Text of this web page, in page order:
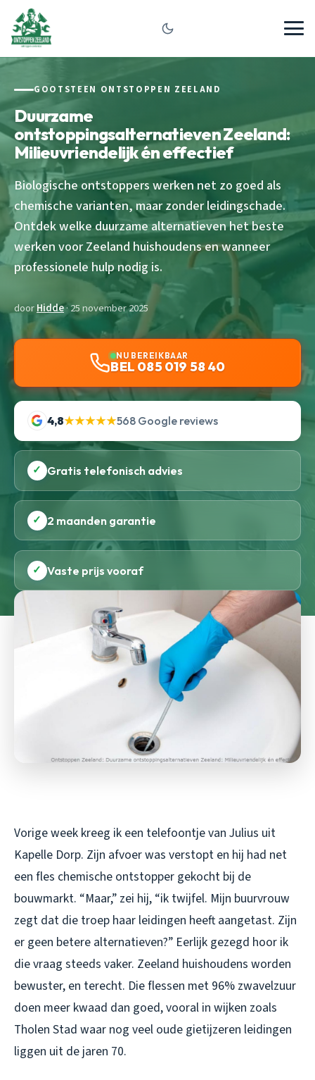
GOOTSTEEN ONTSTOPPEN ZEELAND
Duurzame
ontstoppingsalternatieven Zeeland:
Milieuvriendelijk én effectief
Biologische ontstoppers werken net zo goed als
chemische varianten, maar zonder leidingschade.
Ontdek welke duurzame alternatieven het beste
werken voor Zeeland huishoudens en wanneer
professionele hulp nodig is.
doorHidde· 25 november 2025
NU BEREIKBAAR
BEL 085 019 58 40
4,8★★★★★568 Google reviews
✓ Gratis telefonisch advies
✓ 2 maanden garantie
✓ Vaste prijs vooraf
Vorige week kreeg ik een telefoontje van Julius uit
Kapelle Dorp. Zijn afvoer was verstopt en hij had net
een fles chemische ontstopper gekocht bij de
bouwmarkt. “Maar,” zei hij, “ik twijfel. Mijn buurvrouw
zegt dat die troep haar leidingen heeft aangetast. Zijn
er geen betere alternatieven?” Eerlijk gezegd hoor ik
die vraag steeds vaker. Zeeland huishoudens worden
bewuster, en terecht. Die flessen met 96% zwavelzuur
doen meer kwaad dan goed, vooral in wijken zoals
Tholen Stad waar nog veel oude gietijzeren leidingen
liggen uit de jaren 70.